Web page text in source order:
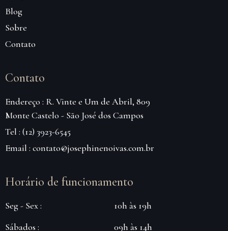
Blog
Sobre
Contato
Contato
Endereço : R. Vinte e Um de Abril, 809
Monte Castelo - São José dos Campos
Tel : (12) 3923-6545
Email : contato@josephinenoivas.com.br
Horário de funcionamento
Seg - Sex :
Sábados :
10h às 19h
09h às 14h